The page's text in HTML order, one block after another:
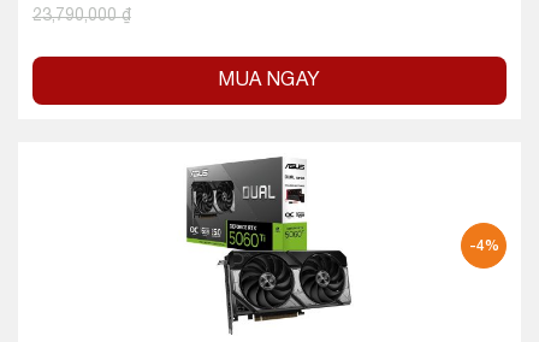
23,790,000₫
MUA NGAY
-4%